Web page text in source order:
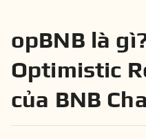
opBNB là
Optimistic
của BNB